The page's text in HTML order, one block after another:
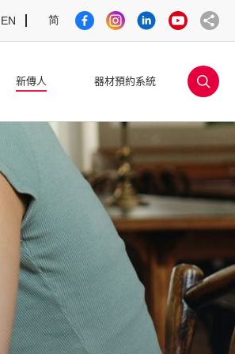
简
EN
新傳人 器材預約系統